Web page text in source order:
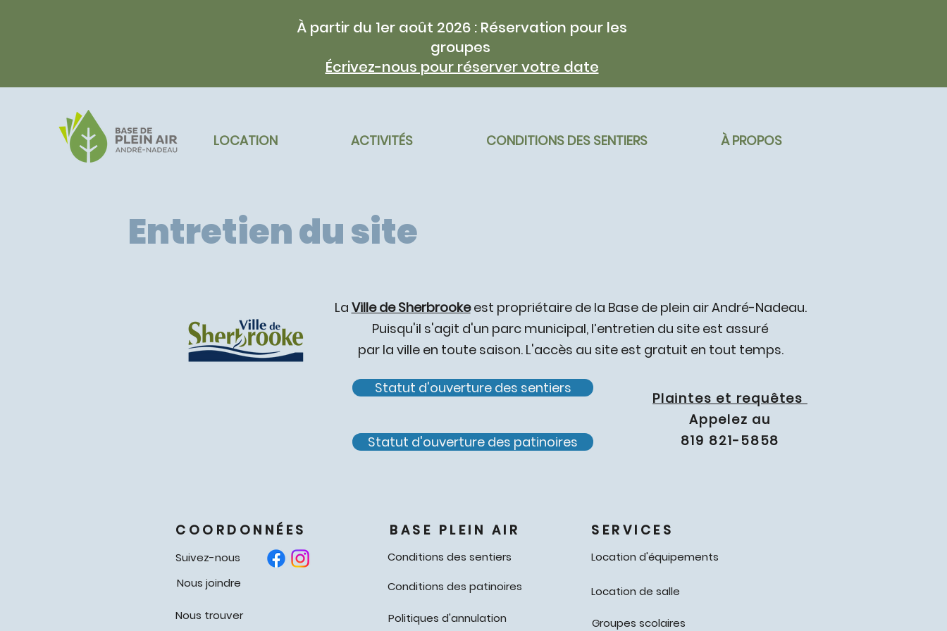
À partir du 1er août 2026 : Réservation pour les
groupes
Écrivez-nous pour réserver votre date
LOCATION ACTIVITÉS CONDITIONS DES SENTIERS À PROPOS
Entretien du site
La Ville de Sherbrookeest propriétaire de la Base de plein air André-Nadeau.
Puisqu'il s'agit d'un parc municipal, l’entretien du site est assuré
par la ville en toute saison. L'accès au site est gratuit en tout temps.
Statut d'ouverture des sentiers
Statut d'ouverture des patinoires
Plaintes et requêtes
Appelez au
819 821-5858
COORDONNÉES
Suivez-nous
Nous joindre
Nous trouver
BASE PLEIN AIR
Conditions des sentiers
Conditions des patinoires
Politiques d'annulation
SERVICES
Location d'équipements
Location de salle
Groupes scolaires